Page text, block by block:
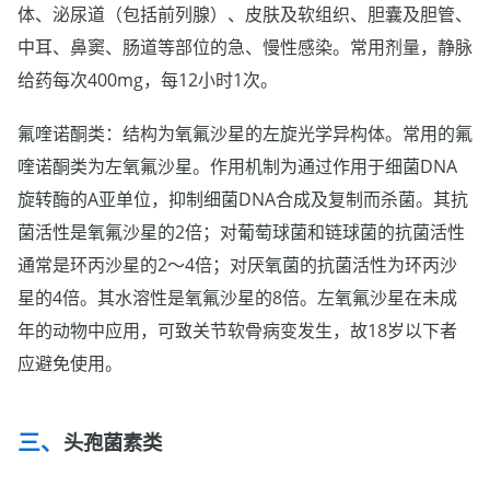
体、泌尿道（包括前列腺）、皮肤及软组织、胆囊及胆管、
中耳、鼻窦、肠道等部位的急、慢性感染。常用剂量，静脉
给药每次400mg，每12小时1次。
氟喹诺酮类：结构为氧氟沙星的左旋光学异构体。常用的氟
喹诺酮类为左氧氟沙星。作用机制为通过作用于细菌DNA
旋转酶的A亚单位，抑制细菌DNA合成及复制而杀菌。其抗
菌活性是氧氟沙星的2倍；对葡萄球菌和链球菌的抗菌活性
通常是环丙沙星的2～4倍；对厌氧菌的抗菌活性为环丙沙
星的4倍。其水溶性是氧氟沙星的8倍。左氧氟沙星在未成
年的动物中应用，可致关节软骨病变发生，故18岁以下者
应避免使用。
头孢菌素类